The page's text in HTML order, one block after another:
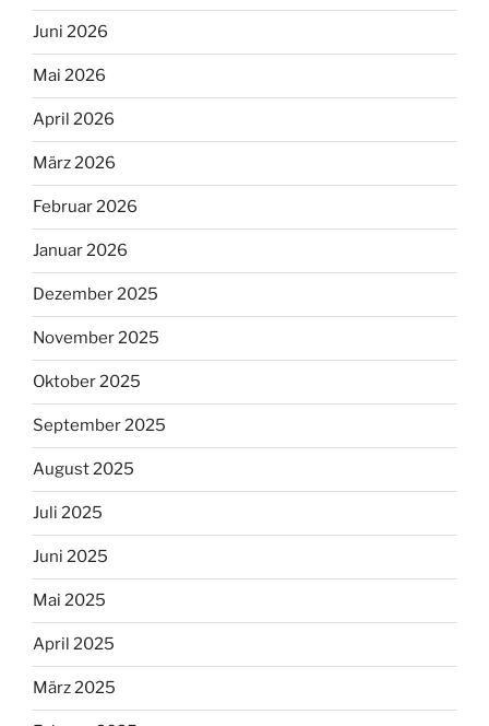
Juni 2026
Mai 2026
April 2026
März 2026
Februar 2026
Januar 2026
Dezember 2025
November 2025
Oktober 2025
September 2025
August 2025
Juli 2025
Juni 2025
Mai 2025
April 2025
März 2025